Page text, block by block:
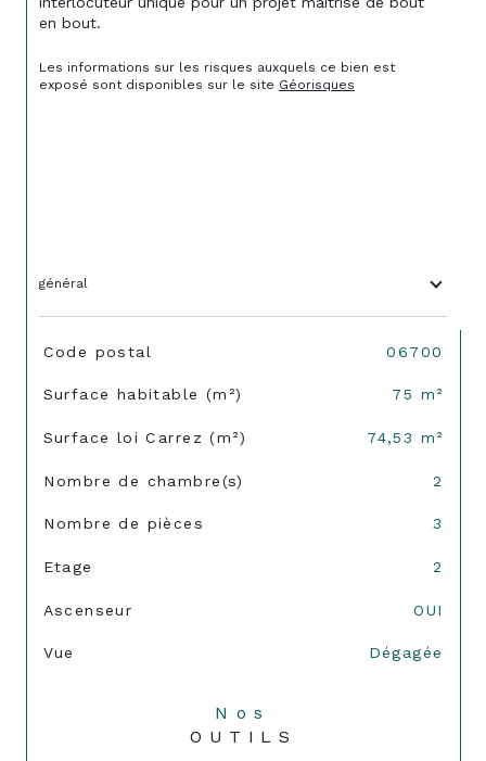
en bout.
Les informations sur les risques auxquels ce bien est
exposé sont disponibles sur le site Géorisques
général
TRAD_SIROCCO_Caracteristique
Code postal 06700
Surface habitable (m²) 75 m²
Surface loi Carrez (m²) 74,53 m²
Nombre de chambre(s) 2
Nombre de pièces 3
Etage 2
Ascenseur OUI
Vue Dégagée
Nos
OUTILS